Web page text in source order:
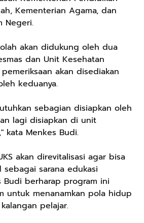
Kementerian Agama, dan
Negeri.
akan didukung oleh dua
dan Unit Kesehatan
pemeriksaan akan disediakan
keduanya.
sebagian disiapkan oleh
lagi disiapkan di unit
kata Menkes Budi.
akan direvitalisasi agar bisa
sebagai sarana edukasi
Budi berharap program ini
untuk menanamkan pola hidup
pelajar.